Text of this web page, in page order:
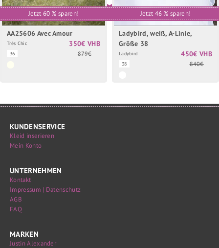
Jetzt 60 % sparen!
AA25606 Avec Amour
Trés Chic
36
350€ VHB
879€
Jetzt 46 % sparen!
Ladybird, weiß, A-Linie,
Größe 38
Ladybird
38
450€ VHB
840€
KUNDENSERVICE
Kleid inserieren
Mein Konto
UNTERNEHMEN
Kontakt
Impressum | Datenschutz
AGB
FAQ
MARKEN
Justin Alexander